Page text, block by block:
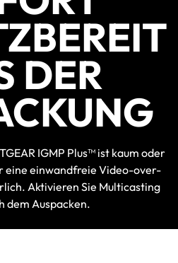
DER
IGMP Plus™ ist kaum oder
eine einwandfreie Video-over-
Aktivieren Sie Multicasting
dem Auspacken.